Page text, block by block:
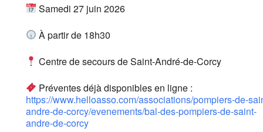
Samedi 27 juin 2026
À partir de 18h30
Centre de secours de Saint-André-de-Corcy
Préventes déjà disponibles en ligne :
https://www.helloasso.com/associations/pompiers-de-
andre-de-corcy/evenements/bal-des-pompiers-de-saint-
andre-de-corcy